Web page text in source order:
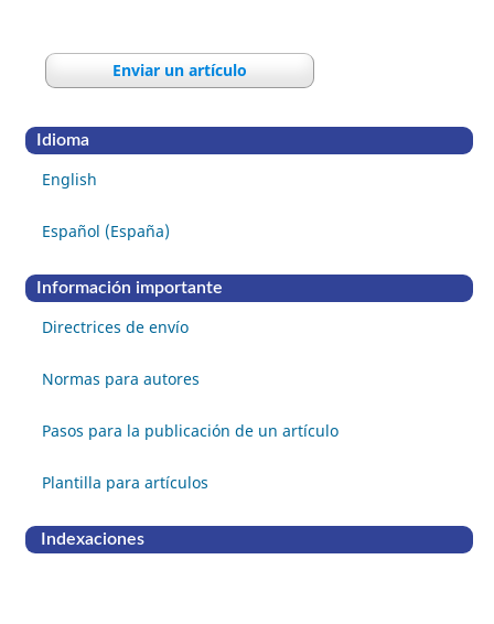
Enviar un artículo
Idioma
English
Español (España)
Información importante
Directrices de envío
Normas para autores
Pasos para la publicación de un artículo
Plantilla para artículos
Indexaciones